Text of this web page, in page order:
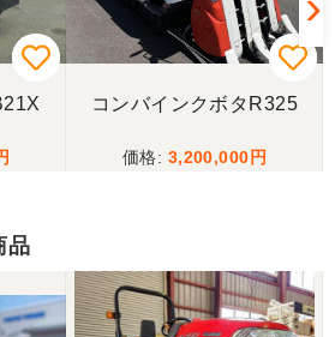
き
午前中に宇佐市院内町まで配達にき
。以前ナカガワ農機商会さん当時に
ら2回目です。対応が丁寧で社長さん
一
がとうございました。
コンバインクボタR325
3,200,000
品